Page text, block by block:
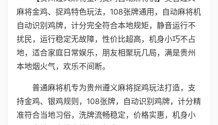
麻将金鸡、捉鸡特色玩法，108张牌通用，自动麻将机
自动识别鸡牌，计分完全符合本地规矩，静音运行不
扰民，运行稳定无故障，性价比超高，机身小巧不占
地，适合家庭日常娱乐，朋友相聚玩几局，满是贵州
本地烟火气，欢乐不间断。
普通麻将机专为贵州遵义麻将捉鸡玩法打造，支
持金鸡、银鸡规则，108张牌，自动识别鸡牌，计分精
准符合当地习俗，洗牌流畅稳定，价格实惠，机身小